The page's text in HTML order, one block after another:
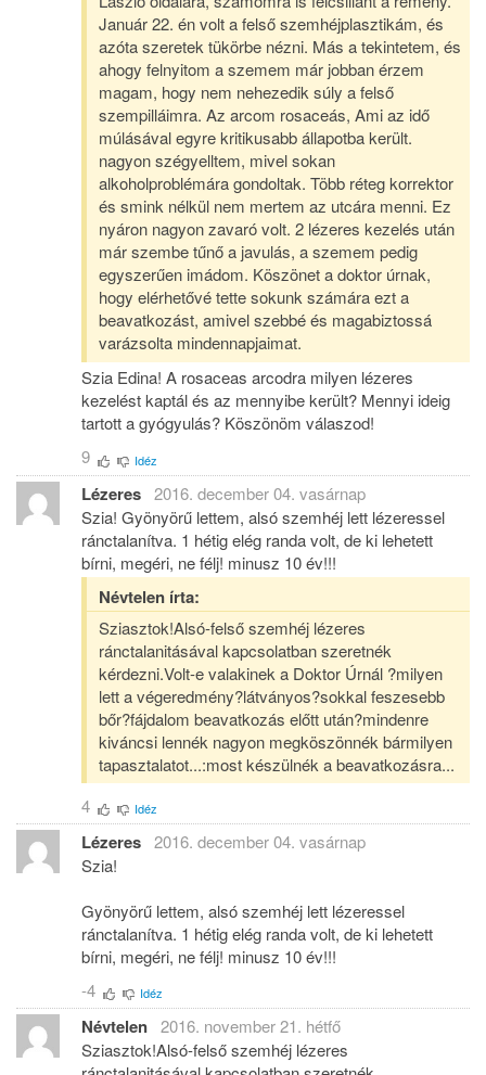
Január 22. én volt a felső szemhéjplasztikám, és
azóta szeretek tükörbe nézni. Más a tekintetem, és
ahogy felnyitom a szemem már jobban érzem
magam, hogy nem nehezedik súly a felső
szempilláimra. Az arcom rosaceás, Ami az idő
múlásával egyre kritikusabb állapotba került.
nagyon szégyelltem, mivel sokan
alkoholproblémára gondoltak. Több réteg korrektor
és smink nélkül nem mertem az utcára menni. Ez
nyáron nagyon zavaró volt. 2 lézeres kezelés után
már szembe tűnő a javulás, a szemem pedig
egyszerűen imádom. Köszönet a doktor úrnak,
hogy elérhetővé tette sokunk számára ezt a
beavatkozást, amivel szebbé és magabiztossá
varázsolta mindennapjaimat.
Szia Edina! A rosaceas arcodra milyen lézeres
kezelést kaptál és az mennyibe került? Mennyi ideig
tartott a gyógyulás? Köszönöm válaszod!
9
Idéz
Lézeres 2016. december 04. vasárnap
Szia! Gyönyörű lettem, alsó szemhéj lett lézeressel
ránctalanítva. 1 hétig elég randa volt, de ki lehetett
bírni, megéri, ne félj! minusz 10 év!!!
Névtelen írta:
Sziasztok!Alsó-felső szemhéj lézeres
ránctalanitásával kapcsolatban szeretnék
kérdezni.Volt-e valakinek a Doktor Úrnál ?milyen
lett a végeredmény?látványos?sokkal feszesebb
bőr?fájdalom beavatkozás előtt után?mindenre
kiváncsi lennék nagyon megköszönnék bármilyen
tapasztalatot...:most készülnék a beavatkozásra...
4
Idéz
Lézeres 2016. december 04. vasárnap
Szia!
Gyönyörű lettem, alsó szemhéj lett lézeressel
ránctalanítva. 1 hétig elég randa volt, de ki lehetett
bírni, megéri, ne félj! minusz 10 év!!!
-4
Idéz
Névtelen 2016. november 21. hétfő
Sziasztok!Alsó-felső szemhéj lézeres